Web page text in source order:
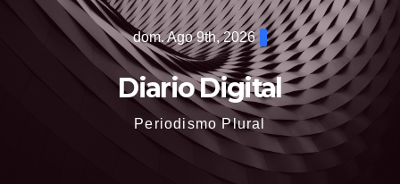
dom. Ago 9th, 2026
Diario Digital
Periodismo Plural